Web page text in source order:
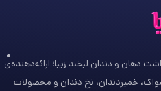
دهان و دندان لبخند زیبا؛ ارائه‌دهنده‌ی
خمیردندان، نخ دندان و محصولات